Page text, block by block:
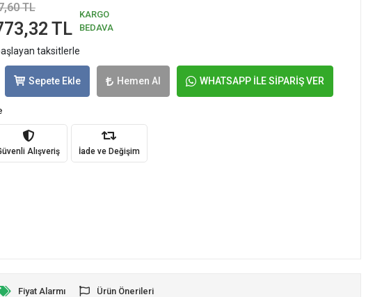
TL
TL
KARGO
BEDAVA
taksitlerle
Sepete Ekle Hemen Al WHATSAPP İLE SİPARİŞ VER
Alışveriş İade ve Değişim
Fiyat Alarmı Ürün Önerileri